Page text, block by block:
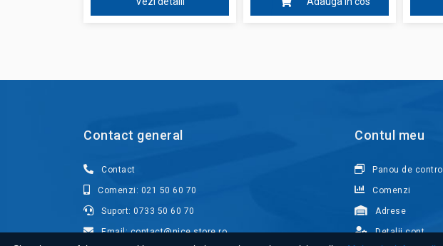
Contact general
Contact
Comenzi: 021 50 60 70
Suport: 0733 50 60 70
Email: contact@nice.store.ro
Contul meu
Panou de control
Comenzi
Adrese
Detalii cont